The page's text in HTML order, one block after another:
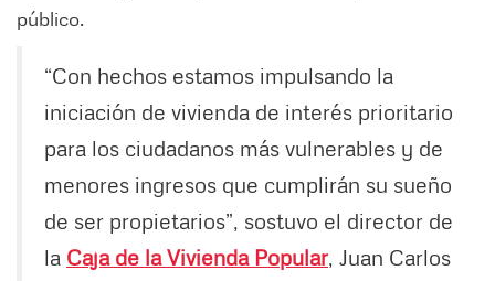
público.
“Con hechos estamos impulsando la
iniciación de vivienda de interés prioritario
para los ciudadanos más vulnerables y de
menores ingresos que cumplirán su sueño
de ser propietarios”, sostuvo el director de
la Caja de la Vivienda Popular, Juan Carlos